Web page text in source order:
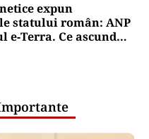
expun
statului român: ANP
e‑Terra. Ce ascund